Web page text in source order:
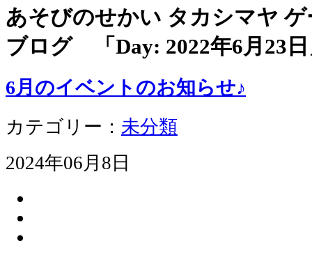
あそびのせかい タカシマヤ
ブログ 「Day: 2022年6月23日
6月のイベントのお知らせ♪
カテゴリー： 未分類
2024年06月8日